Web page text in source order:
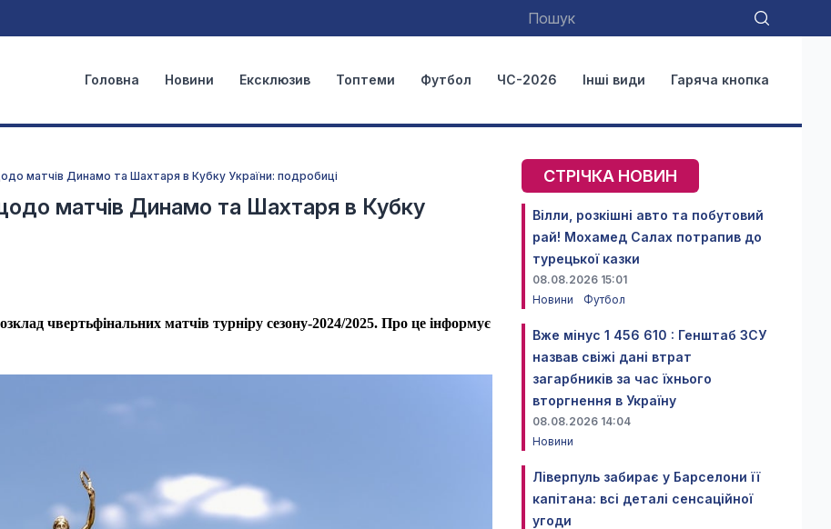
Головна Новини Ексклюзив Топтеми Футбол ЧС-2026 Інші види Гаряча кнопка
матчів Динамо та Шахтаря в Кубку України: подробиці
матчів Динамо та Шахтаря в Кубку
чвертьфінальних матчів турніру сезону-2024/2025. Про це інформує
СТРІЧКА НОВИН
Вілли, розкішні авто та побутовий
рай! Мохамед Салах потрапив до
турецької казки
08.08.2026 15:01
Новини
Футбол
Вже мінус 1 456 610 : Генштаб ЗСУ
назвав свіжі дані втрат
загарбників за час їхнього
вторгнення в Україну
08.08.2026 14:04
Новини
Ліверпуль забирає у Барселони її
капітана: всі деталі сенсаційної
угоди